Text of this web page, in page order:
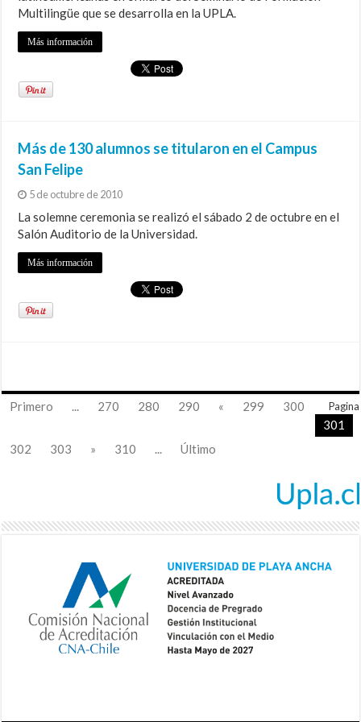
Multilingüe que se desarrolla en la UPLA.
Más información
Más de 130 alumnos se titularon en el Campus
San Felipe
5 de octubre de 2010
La solemne ceremonia se realizó el sábado 2 de octubre en el
Salón Auditorio de la Universidad.
Más información
Pagina
Primero ... 270 280 290 « 299
300
301
302
303 » 310 ... Último